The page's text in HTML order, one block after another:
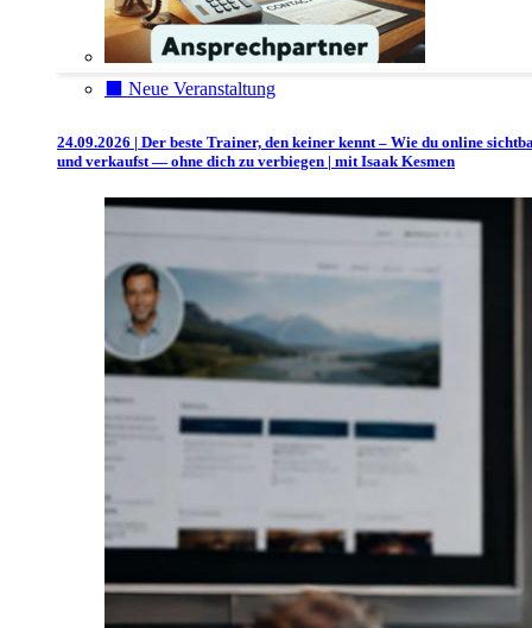
⬛️ Neue Veranstaltung
24.09.2026 | Der beste Trainer, den keiner kennt – Wie du online
und verkaufst — ohne dich zu verbiegen | mit Isaak Kesmen